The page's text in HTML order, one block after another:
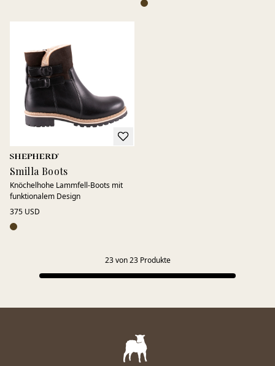
Smilla Boots
Knöchelhohe Lammfell‑Boots mit
funktionalem Design
375 USD
23 von 23 Produkte